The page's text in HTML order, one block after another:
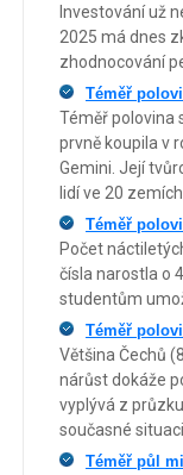
Investování už
2025 má dnes
zhodnocování
Téměř
Téměř polovina
prvně koupila v
Gemini. Její
lidí ve 20
Téměř
Počet
čísla narostla o
studentům
Téměř
Většina Čechů
nárůst dokáže
vyplývá z
současné
Téměř půl